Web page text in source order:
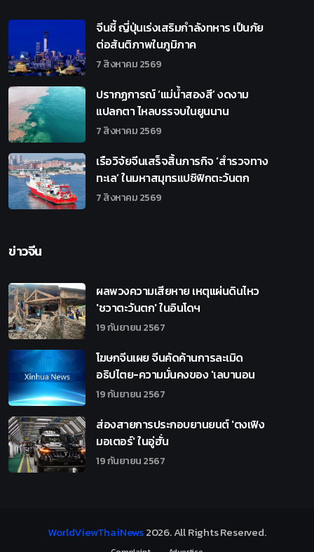
จีนชี้ ญี่ปุ่นเร่งเสริมกำลังทหาร เป็นภัย
ต่อสันติภาพในภูมิภาค
7 สิงหาคม 2569
ปรากฏการณ์ ‘แม่น้ำสองสี’ งดงาม
แปลกตา ไหลบรรจบในยูนนาน
7 สิงหาคม 2569
เรือวิจัยจีนเสร็จสิ้นภารกิจ ‘สำรวจทาง
ทะเล’ ในมหาสมุทรแปซิฟิกตะวันตก
7 สิงหาคม 2569
ข่าวจีน
ผลพวงความเสียหาย เหตุแผ่นดินไหว
'ชวาตะวันตก' ในอินโดฯ
19 กันยายน 2567
โฆษกจีนเผย จีนคัดค้านการละเมิด
อธิปไตย-ความมั่นคงของ 'เลบานอน
19 กันยายน 2567
ส่องสายการประกอบยานยนต์ 'ตงเฟิง
มอเตอร์' ในอู่ฮั่น
19 กันยายน 2567
WorldViewThaiNews2026. All Rights Reserved.